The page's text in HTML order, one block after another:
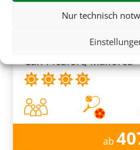
Nur technisch
Can Picafort, Mallorca
ab